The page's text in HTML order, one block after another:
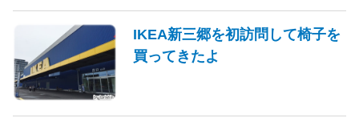
IKEA新三郷を初訪問して椅子を
買ってきたよ